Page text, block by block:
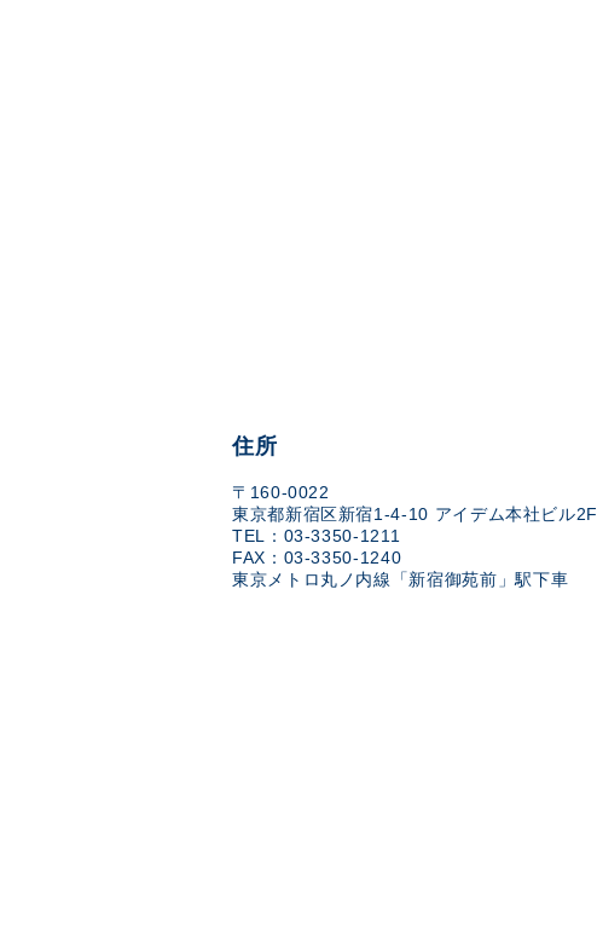
住所
〒160-0022
東京都新宿区新宿1-4-10 アイデム本社ビル2F
TEL：03-3350-1211
FAX：03-3350-1240
東京メトロ丸ノ内線「新宿御苑前」駅下車